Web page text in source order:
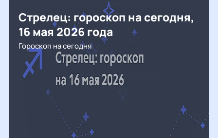
Стрелец: гороскоп на сегодня,
16 мая 2026 года
Гороскоп на сегодня